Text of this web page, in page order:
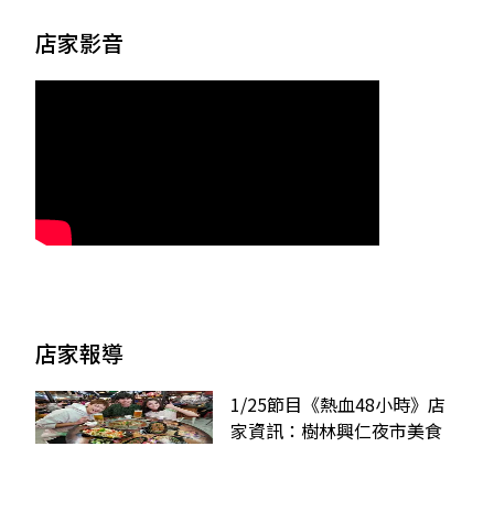
店家影音
店家報導
1/25節目《熱血48小時》店
家資訊：樹林興仁夜市美食